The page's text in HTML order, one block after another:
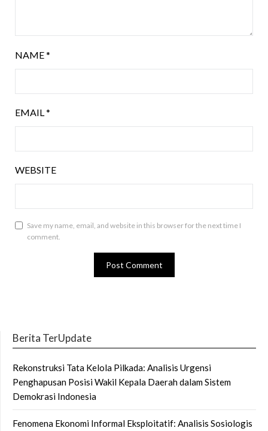
NAME*
EMAIL*
WEBSITE
Save my name, email, and website in this browser for the next time I
comment.
Berita TerUpdate
Rekonstruksi Tata Kelola Pilkada: Analisis Urgensi
Penghapusan Posisi Wakil Kepala Daerah dalam Sistem
Demokrasi Indonesia
Fenomena Ekonomi Informal Eksploitatif: Analisis Sosiologis